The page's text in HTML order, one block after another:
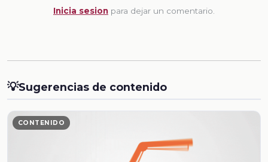
Inicia sesion para dejar un comentario.
💡Sugerencias de contenido
CONTENIDO